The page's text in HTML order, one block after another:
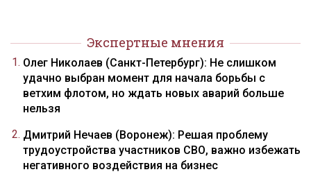
Экспертные мнения
Олег Николаев (Санкт-Петербург): Не слишком
удачно выбран момент для начала борьбы с
ветхим флотом, но ждать новых аварий больше
нельзя
Дмитрий Нечаев (Воронеж): Решая проблему
трудоустройства участников СВО, важно избежать
негативного воздействия на бизнес